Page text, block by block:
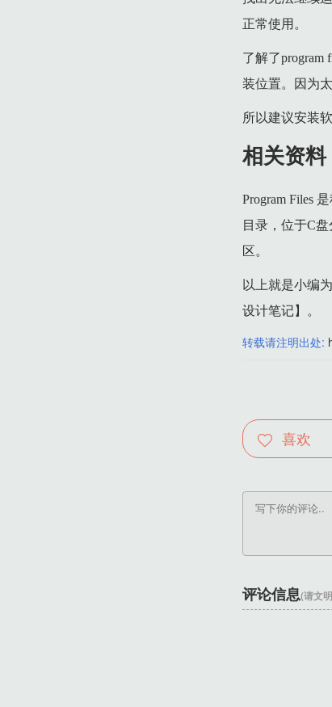
正常使用。
了解了
装位置。因为
所以建议安装
相关资料
Program Files
目录，位于C
区。
以上就是小编
设计笔记】。
转载请注明出处:
喜欢
评论信息(请文